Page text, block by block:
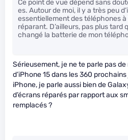
Ce point de vue dépend sans
es. Autour de moi, il y a très peu
essentiellement des téléphones
réparant. D’ailleurs, pas plus tard
changé la batterie de mon
Sérieusement, je ne te parle pas
d’iPhone 15 dans les 360
iPhone, je parle aussi bien de
d’écrans réparés par rapport aux
remplacés ?